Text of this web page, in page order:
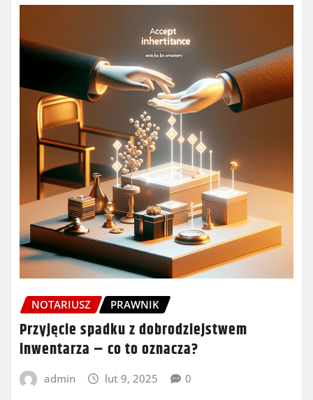
NOTARIUSZ PRAWNIK
Przyjęcie spadku z dobrodziejstwem
inwentarza – co to oznacza?
admin lut 9, 2025 0